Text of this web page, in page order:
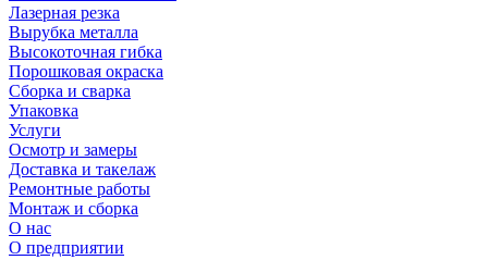
Лазерная резка
Вырубка металла
Высокоточная гибка
Порошковая окраска
Сборка и сварка
Упаковка
Услуги
Осмотр и замеры
Доставка и такелаж
Ремонтные работы
Монтаж и сборка
О нас
О предприятии